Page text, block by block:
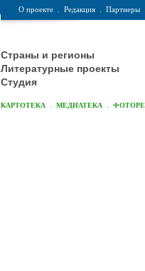
О проекте Редакция Партнеры
Страны и регионы
Литературные проекты
Студия
КАРТОТЕКА МЕДИАТЕКА